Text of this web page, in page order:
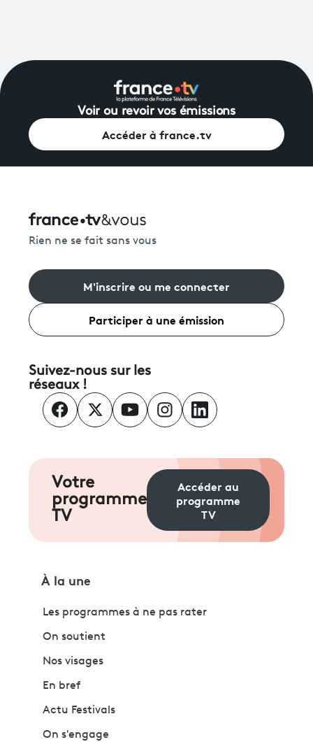
Voir ou revoir vos émissions
Accéder à france.tv
Rien ne se fait sans vous
M'inscrire ou me connecter
Participer à une émission
Suivez-nous sur les
réseaux !
Votre
programme
TV
Accéder au
programme
TV
À la une
Les programmes à ne pas rater
On soutient
Nos visages
En bref
Actu Festivals
On s'engage